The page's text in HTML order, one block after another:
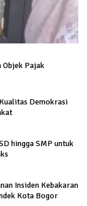
Objek Pajak
Demokrasi
hingga SMP untuk
Insiden Kebakaran
Kota Bogor